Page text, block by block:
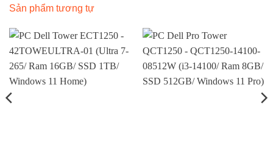
Sản phẩm tương tự